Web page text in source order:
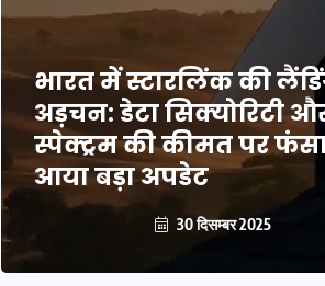
भारत में स्टारलिंक की
अड़चन: डेटा सिक्योरिटी
स्पेक्ट्रम की कीमत पर
आया बड़ा अपडेट
30 दिसम्बर 2025